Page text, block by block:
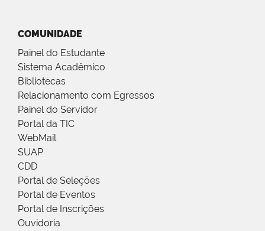
COMUNIDADE
Painel do Estudante
Sistema Acadêmico
Bibliotecas
Relacionamento com Egressos
Painel do Servidor
Portal da TIC
WebMail
SUAP
CDD
Portal de Seleções
Portal de Eventos
Portal de Inscrições
Ouvidoria